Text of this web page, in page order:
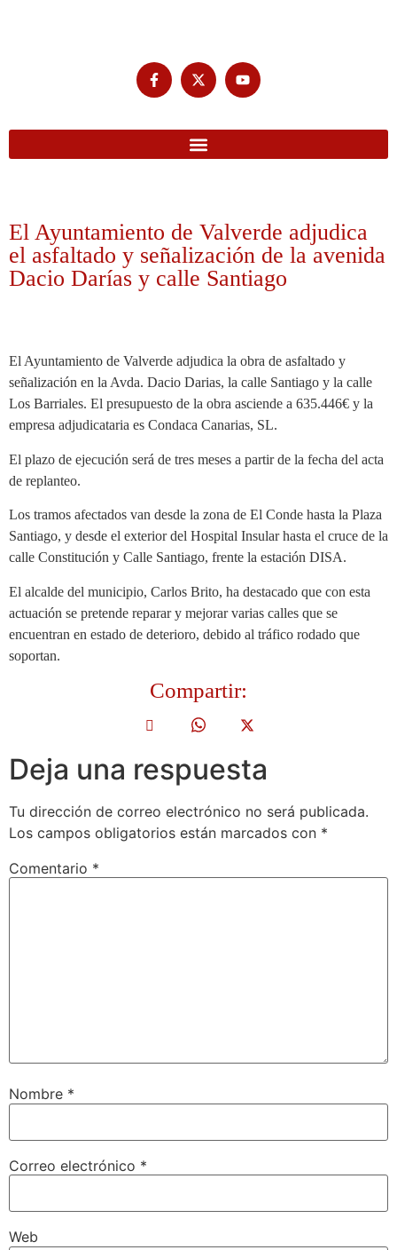
El Ayuntamiento de Valverde adjudica
el asfaltado y señalización de la avenida
Dacio Darías y calle Santiago
El Ayuntamiento de Valverde adjudica la obra de asfaltado y
señalización en la Avda. Dacio Darias, la calle Santiago y la calle
Los Barriales. El presupuesto de la obra asciende a 635.446€ y la
empresa adjudicataria es Condaca Canarias, SL.
El plazo de ejecución será de tres meses a partir de la fecha del acta
de replanteo.
Los tramos afectados van desde la zona de El Conde hasta la Plaza
Santiago, y desde el exterior del Hospital Insular hasta el cruce de la
calle Constitución y Calle Santiago, frente la estación DISA.
El alcalde del municipio, Carlos Brito, ha destacado que con esta
actuación se pretende reparar y mejorar varias calles que se
encuentran en estado de deterioro, debido al tráfico rodado que
soportan.
Compartir:
Deja una respuesta
Tu dirección de correo electrónico no será publicada.
Los campos obligatorios están marcados con *
Comentario *
Nombre *
Correo electrónico *
Web